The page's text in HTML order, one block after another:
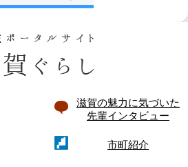
滋賀の魅力に気づいた
先輩インタビュー
市町紹介